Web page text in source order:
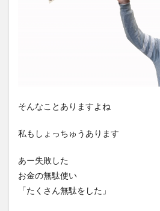
そんなことありますよね
私もしょっちゅうあります
あー失敗した
お金の無駄使い
「たくさん無駄をした」